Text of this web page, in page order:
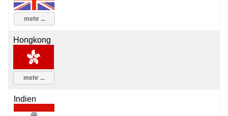
mehr ...
Hongkong
mehr ...
Indien